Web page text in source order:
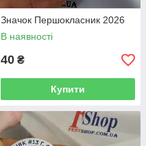
Значок Першокласник 2026
В наявності
40 ₴
Купити